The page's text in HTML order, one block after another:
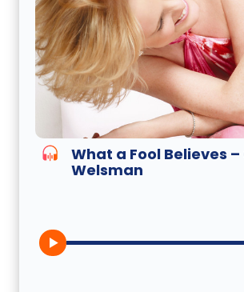
What a Fool Believes
Welsman